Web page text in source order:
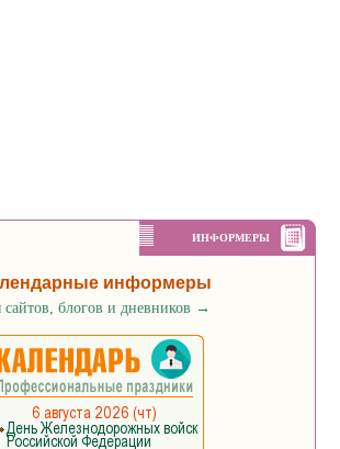
ИНФОРМЕРЫ
информеры
сайтов, блогов и дневников →